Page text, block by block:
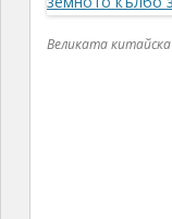
Великата